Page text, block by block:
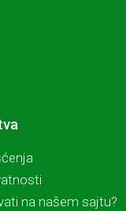
na našem sajtu?